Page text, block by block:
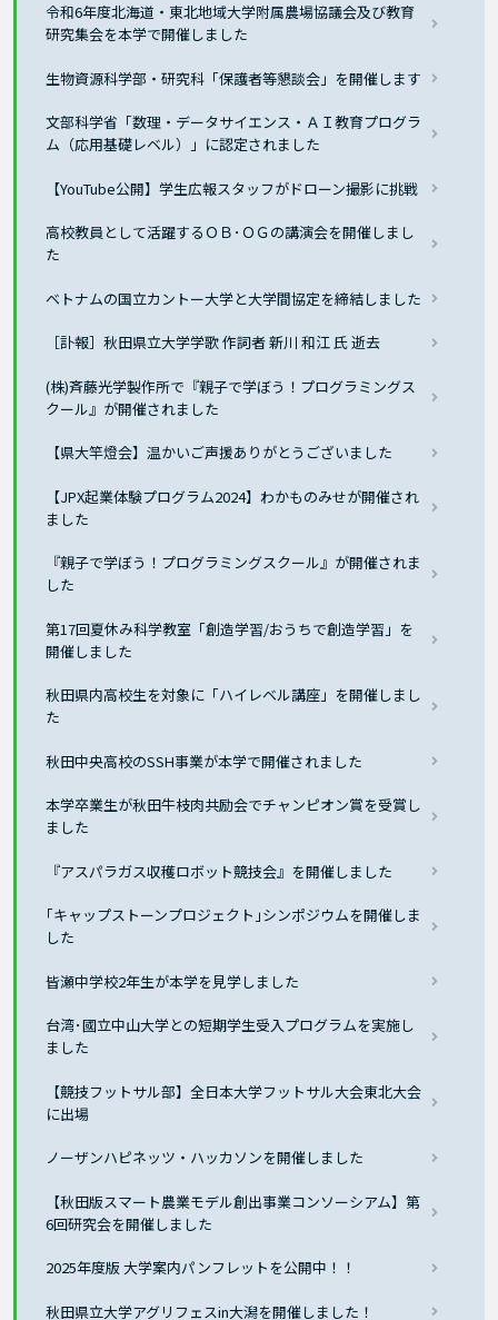
令和6年度北海道・東北地域大学附属農場協議会及び教育
研究集会を本学で開催しました
生物資源科学部・研究科「保護者等懇談会」を開催します
文部科学省「数理・データサイエンス・ＡＩ教育プログラ
ム（応用基礎レベル）」に認定されました
【YouTube公開】学生広報スタッフがドローン撮影に挑戦
高校教員として活躍するＯＢ･ＯＧの講演会を開催しまし
た
ベトナムの国立カントー大学と大学間協定を締結しました
［訃報］秋田県立大学学歌 作詞者 新川 和江 氏 逝去
(株)斉藤光学製作所で『親子で学ぼう！プログラミングス
クール』が開催されました
【県大竿燈会】温かいご声援ありがとうございました
【JPX起業体験プログラム2024】わかものみせが開催され
ました
『親子で学ぼう！プログラミングスクール』が開催されま
した
第17回夏休み科学教室「創造学習/おうちで創造学習」を
開催しました
秋田県内高校生を対象に「ハイレベル講座」を開催しまし
た
秋田中央高校のSSH事業が本学で開催されました
本学卒業生が秋田牛枝肉共励会でチャンピオン賞を受賞し
ました
『アスパラガス収穫ロボット競技会』を開催しました
｢キャップストーンプロジェクト｣シンポジウムを開催しま
した
皆瀬中学校2年生が本学を見学しました
台湾･國立中山大学との短期学生受入プログラムを実施し
ました
【競技フットサル部】全日本大学フットサル大会東北大会
に出場
ノーザンハピネッツ・ハッカソンを開催しました
【秋田版スマート農業モデル創出事業コンソーシアム】第
6回研究会を開催しました
2025年度版 大学案内パンフレットを公開中！！
秋田県立大学アグリフェスin大潟を開催しました！